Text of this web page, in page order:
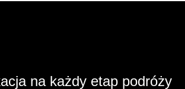
na każdy etap podróży